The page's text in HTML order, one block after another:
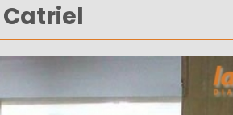
Catriel